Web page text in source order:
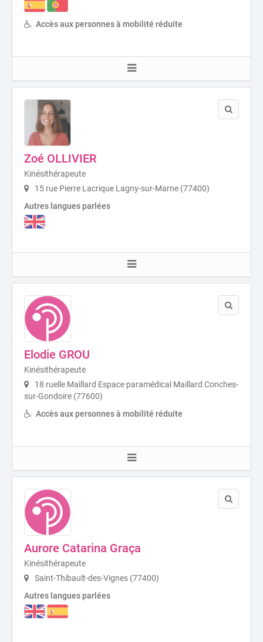
Accès aux personnes à mobilité réduite
Zoé OLLIVIER
Kinésithérapeute
15 rue Pierre Lacrique Lagny-sur-Marne (77400)
Autres langues parlées
Elodie GROU
Kinésithérapeute
18 ruelle Maillard Espace paramédical Maillard Conches-
sur-Gondoire (77600)
Accès aux personnes à mobilité réduite
Aurore Catarina Graça
Kinésithérapeute
Saint-Thibault-des-Vignes (77400)
Autres langues parlées